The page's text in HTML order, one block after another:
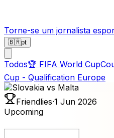
Torne-se um jornalista
🇧🇷pt
Todos🏆 FIFA World Cup
Cup - Qualification Europe
Friendlies·1 Jun 2026
Upcoming